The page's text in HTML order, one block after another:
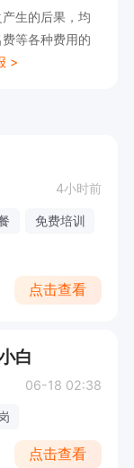
生的后果，均
等各种费用的
>
4小时前
免费培训
点击查看
白
06-18 02:38
点击查看